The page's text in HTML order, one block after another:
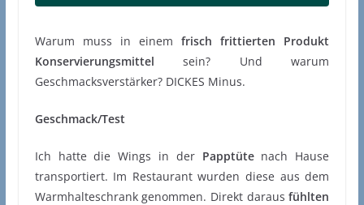
Warum muss in einemfrisch frittierten Produkt
Konservierungsmittel sein? Und warum
Geschmacksverstärker? DICKES Minus.
Geschmack/Test
Ich hatte die Wings in der Papptütenach Hause
transportiert. Im Restaurant wurden diese aus dem
Warmhalteschrank genommen. Direkt daraus fühlten